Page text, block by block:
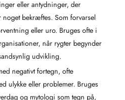
eller antydninger, der
bekræftes. Som forvarsel
eller uro. Bruges ofte i
når rygter begynder
udvikling.
negativt fortegn, ofte
ulykke eller problemer. Bruges
og mytologi som tegn på,